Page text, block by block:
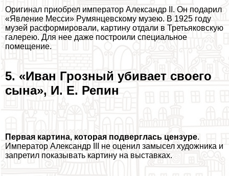
Оригинал приобрел император Александр II. Он подарил
«Явление Месси» Румянцевскому музею. В 1925 году
музей расформировали, картину отдали в Третьяковскую
галерею. Для нее даже построили специальное
помещение.
5. «Иван Грозный убивает своего
сына», И. Е. Репин
Первая картина, которая подверглась цензуре.
Император Александр III не оценил замысел художника и
запретил показывать картину на выставках.